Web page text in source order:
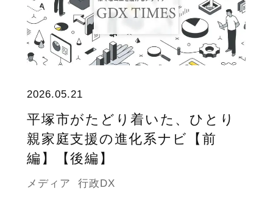
2026.05.21
平塚市がたどり着いた、ひとり
親家庭支援の進化系ナビ【前
編】【後編】
メディア 行政DX